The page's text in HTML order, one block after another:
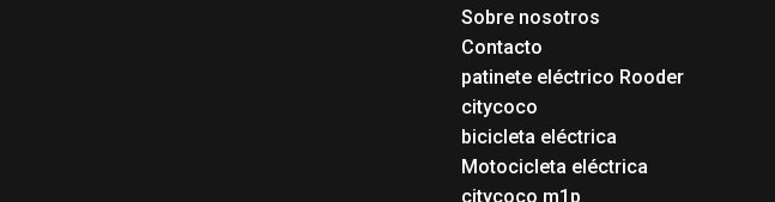
Sobre nosotros
Contacto
patinete eléctrico Rooder
citycoco
bicicleta eléctrica
Motocicleta eléctrica
citycoco m1p